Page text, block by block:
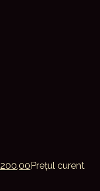
200,00 Prețul curent